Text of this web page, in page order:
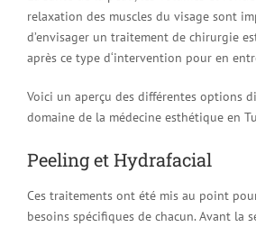
relaxation des muscles du visage sont
d’envisager un traitement de chirurgie
après ce type d‘intervention pour en
Voici un aperçu des différentes options
domaine de la médecine esthétique en
Peeling et Hydrafacial
Ces traitements ont été mis au point
besoins spécifiques de chacun. Avant la